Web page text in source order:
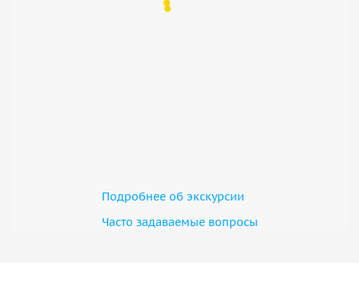
Подробнее об экскурсии
Часто задаваемые вопросы